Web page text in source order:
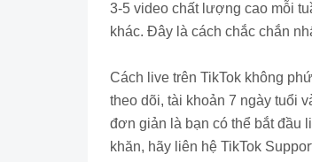
3-5 video chất lượng cao mỗi
khác. Đây là cách chắc chắn
Cách live trên TikTok không
theo dõi, tài khoản 7 ngày tuổi
đơn giản là bạn có thể bắt đầu
khăn, hãy liên hệ TikTok